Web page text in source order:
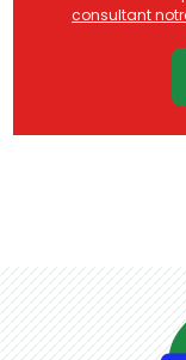
consultant